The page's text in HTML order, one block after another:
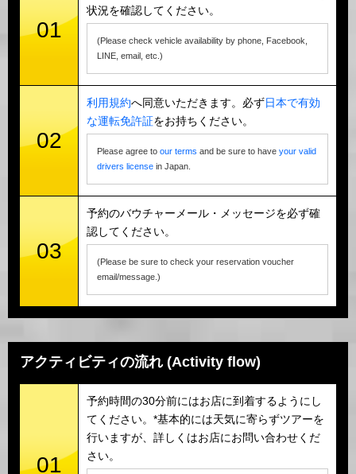
01
状況を確認してください。
(Please check vehicle availability by phone, Facebook,
LINE, email, etc.)
02
利用規約へ同意いただきます。必ず日本で有効
な運転免許証をお持ちください。
Please agree to our terms and be sure to have your valid
drivers license in Japan.
03
予約のバウチャーメール・メッセージを必ず確
認してください。
(Please be sure to check your reservation voucher
email/message.)
アクティビティの流れ (Activity flow)
01
予約時間の30分前にはお店に到着するようにし
てください。*基本的には天気に寄らずツアーを
行いますが、詳しくはお店にお問い合わせくだ
さい。